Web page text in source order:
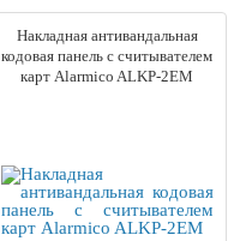
Накладная антивандальная
кодовая панель с считывателем
карт Alarmico ALKP-2EM